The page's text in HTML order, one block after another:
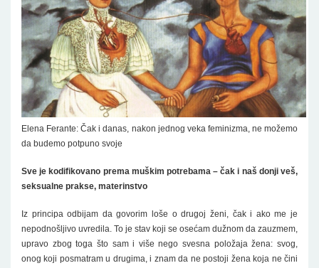
Elena Ferante: Čak i danas, nakon jednog veka feminizma, ne možemo
da budemo potpuno svoje
Sve je kodifikovano prema muškim potrebama – čak i naš donji veš,
seksualne prakse, materinstvo
Iz principa odbijam da govorim loše o drugoj ženi, čak i ako me je
nepodnošljivo uvredila. To je stav koji se osećam dužnom da zauzmem,
upravo zbog toga što sam i više nego svesna položaja žena: svog,
onog koji posmatram u drugima, i znam da ne postoji žena koja ne čini